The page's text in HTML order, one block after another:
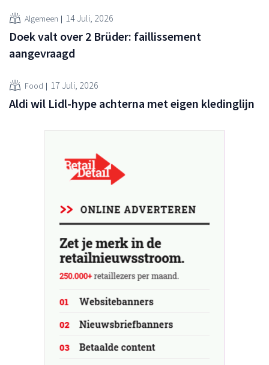
Algemeen 14 Juli, 2026
Doek valt over 2 Brüder: faillissement
aangevraagd
Food 17 Juli, 2026
Aldi wil Lidl-hype achterna met eigen kledinglijn